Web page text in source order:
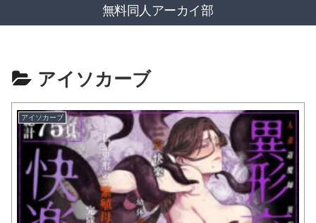
無料同人アーカイ部
アイソカーブ
アイソカーブ